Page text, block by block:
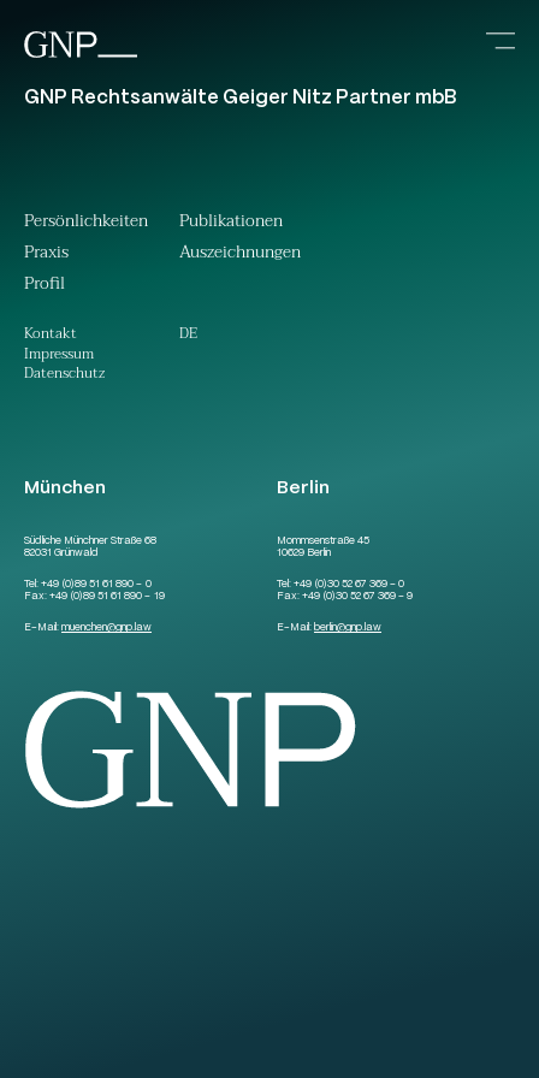
GNP Rechtsanwälte Geiger Nitz Partner mbB
München
Südliche Münchner Straße 68
82031 Grünwald
Tel:+49 (0)89 51 61 890 – 0
Fax:+49 (0)89 51 61 890 – 19
E-Mail:muenchen@gnp.law
Berlin
Mommsenstraße 45
10629 Berlin
Tel: +49 (0)30 52 67 369 – 0
Fax: +49 (0)30 52 67 369 – 9
E-Mail: berlin@gnp.law
Persönlichkeiten
Praxis
Profil
Kontakt
Impressum
Datenschutz
Publikationen
Auszeichnungen
DE